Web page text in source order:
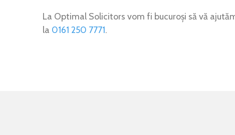
La Optimal Solicitors vom fi bucuroși să vă
la 0161 250 7771.